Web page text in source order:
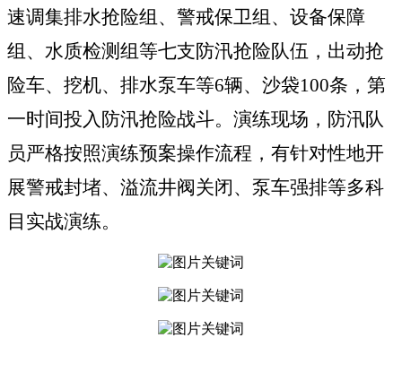
速调集排水抢险组、警戒保卫组、设备保障
组、水质检测 组等七支防汛抢险队伍 ， 出动抢
险车、 挖机、 排水泵车等6辆、沙袋100条，第
一时间投入防汛抢险战斗。 演练现场， 防汛队
员严格按照演练预案操作流程，有针对性地开
展警戒封堵、 溢流井阀关闭、泵车强排等多科
目实战演练。